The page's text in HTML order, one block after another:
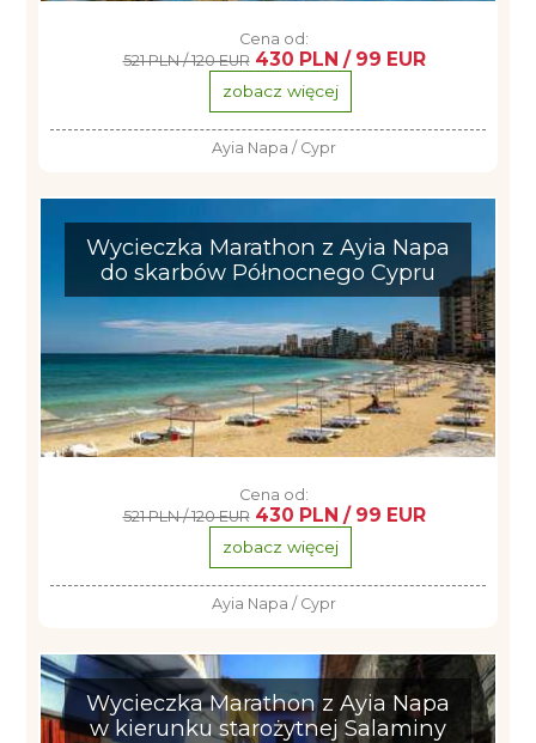
Cena od:
521 PLN / 120 EUR 430 PLN / 99 EUR
zobacz więcej
Ayia Napa / Cypr
Wycieczka Marathon z Ayia Napa
do skarbów Północnego Cypru
Cena od:
521 PLN / 120 EUR 430 PLN / 99 EUR
zobacz więcej
Ayia Napa / Cypr
Wycieczka Marathon z Ayia Napa
w kierunku starożytnej Salaminy